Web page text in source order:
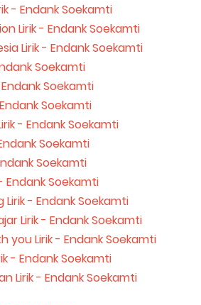
- Endank Soekamti
Lirik - Endank Soekamti
Lirik - Endank Soekamti
Soekamti
Soekamti
Soekamti
- Endank Soekamti
Soekamti
Soekamti
Endank Soekamti
- Endank Soekamti
Lirik - Endank Soekamti
you Lirik - Endank Soekamti
- Endank Soekamti
Lirik - Endank Soekamti